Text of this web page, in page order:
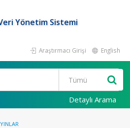
Yönetim Sistemi
Araştırmacı Girişi English
Detaylı Arama